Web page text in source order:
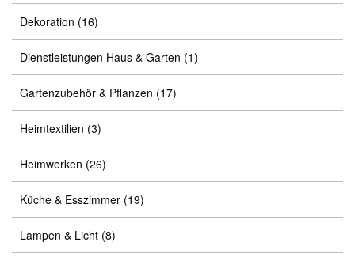
Dekoration (16)
Dienstleistungen Haus & Garten (1)
Gartenzubehör & Pflanzen (17)
Heimtextilien (3)
Heimwerken (26)
Küche & Esszimmer (19)
Lampen & Licht (8)